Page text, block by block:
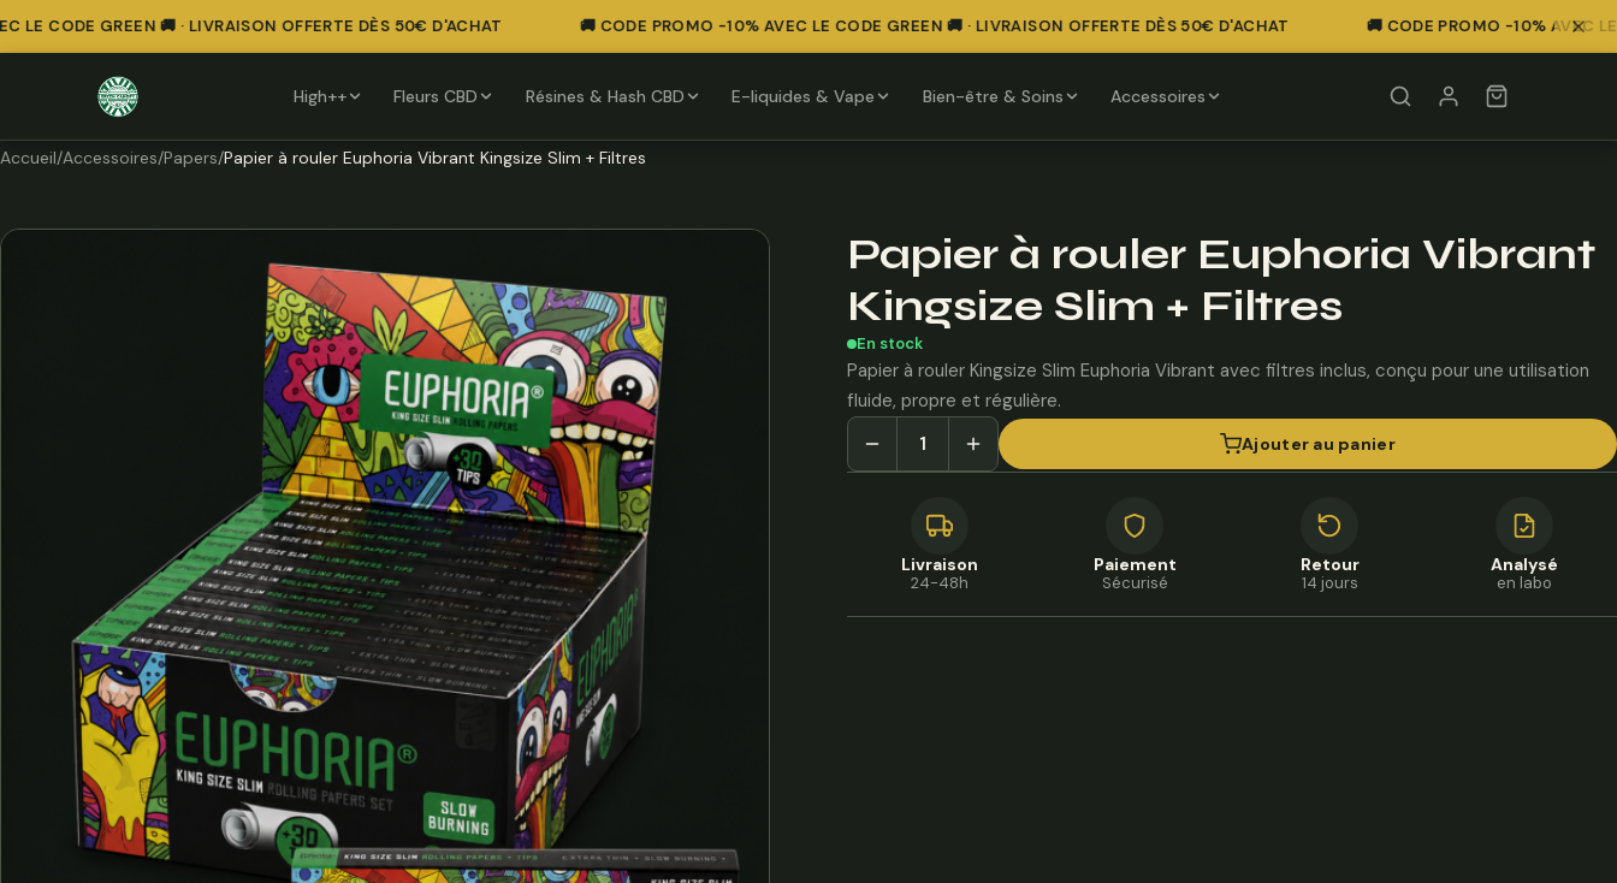
CODE GREEN 🚚 · LIVRAISON OFFERTE DÈS 50€ D'ACHAT 🚚 CODE PROMO -10% AVEC LE CODE GREEN 🚚 · LIVRAISON OFFERTE DÈS 50€ D'ACHAT 🚚 CODE PROMO -10% AVEC LE
High++ Fleurs CBD Résines & Hash CBD E-liquides & Vape Bien-être & Soins Accessoires
Accueil/Accessoires/Papers/Papier à rouler Euphoria Vibrant Kingsize Slim + Filtres
Papier à rouler Euphoria Vibrant
Kingsize Slim + Filtres
En stock
Papier à rouler Kingsize Slim Euphoria Vibrant avec filtres inclus, conçu pour une utilisation
fluide, propre et régulière.
Ajouter au panier
Livraison
24-48h
Paiement
Sécurisé
Retour
14 jours
Analysé
en labo